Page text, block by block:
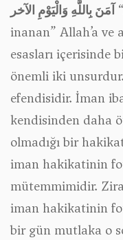
آمَنَ بِاللَّهِ وَالْيَوْمِ الآخر
inanan” Allah’a
esasları içerisinde
önemli iki
efendisidir. İman
kendisinden daha
olmadığı bir
iman hakikatinin
mütemmimidir.
iman hakikatinin
bir gün mutlaka o